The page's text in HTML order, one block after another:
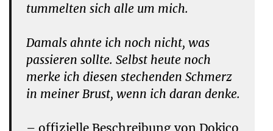
tummelten sich alle um mich.
Damals ahnte ich noch nicht, was
passieren sollte. Selbst heute noch
merke ich diesen stechenden Schmerz
in meiner Brust, wenn ich daran denke.
– offizielle Beschreibung von Dokico